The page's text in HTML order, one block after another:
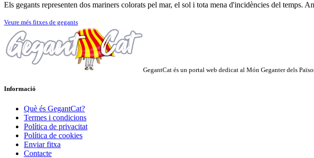
Els gegants representen dos mariners colorats pel mar, el sol i tota mena d'incidències del temps.
Veure més fitxes de gegants
GegantCat és un portal web dedicat al Món Geganter dels
Informació
Què és GegantCat?
Termes i condicions
Política de privacitat
Política de cookies
Enviar fitxa
Contacte